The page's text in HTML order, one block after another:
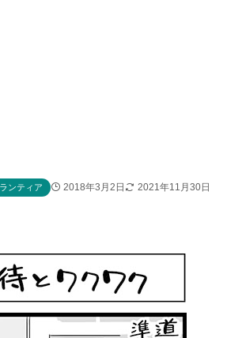
ンティア 2018年3月2日 2021年11月30日